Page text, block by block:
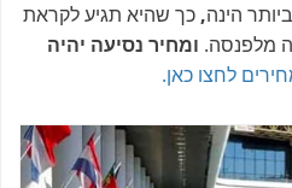
הינה, כך שהיא תגיע לקראת
מלפנסה. ומחיר נסיעה יהיה
לחצו כאן.